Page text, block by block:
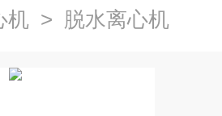
机 > 脱水离心机